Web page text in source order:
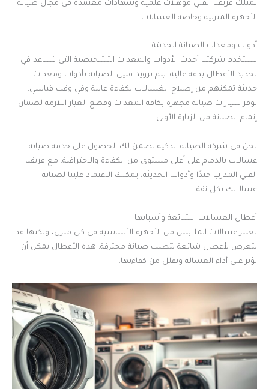
يمتلك فريقنا الفني مؤهلات علمية وشهادات معتمدة في مجال صيانة
الأجهزة المنزلية وخاصة الغسالات.
أدوات ومعدات الصيانة الحديثة
تستخدم شركتنا أحدث الأدوات والمعدات التشخيصية التي تساعد في
تحديد الأعطال بدقة عالية. يتم تزويد فنيي الصيانة بأدوات ومعدات
حديثة تمكنهم من إصلاح الغسالات بكفاءة عالية وفي وقت قياسي.
نوفر سيارات صيانة مجهزة بكافة المعدات وقطع الغيار اللازمة لضمان
إتمام الصيانة من الزيارة الأولى.
نحن في شركة الصيانة الذكية نضمن لك الحصول على خدمة صيانة
غسالات بالدمام على أعلى مستوى من الكفاءة والاحترافية. مع فريقنا
الفني المدرب جيدًا وأدواتنا الحديثة، يمكنك الاعتماد علينا لصيانة
غسالاتك بكل ثقة.
أعطال الغسالات الشائعة وأسبابها
تعتبر غسالات الملابس من الأجهزة الأساسية في كل منزل، ولكنها قد
تتعرض لأعطال شائعة تتطلب صيانة محترفة. هذه الأعطال يمكن أن
تؤثر على أداء الغسالة وتقلل من كفاءتها.